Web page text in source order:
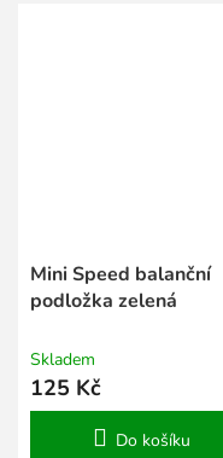
Mini Speed balanční
podložka zelená
Skladem
125 Kč
Do košíku